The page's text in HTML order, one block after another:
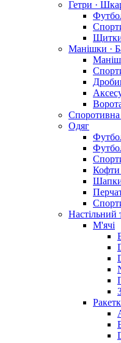
Гетри ·
Манішки ·
Одяг
Кофти
Настільний
М'ячі